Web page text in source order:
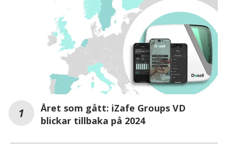
Året som gått: iZafe Groups VD
blickar tillbaka på 2024